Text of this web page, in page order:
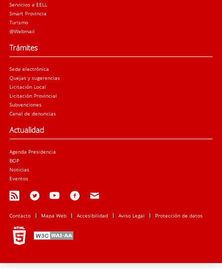
Servicios a EELL
Smart Provincia
Turismo
@Webmail
Trámites
Sede electrónica
Quejas y sugerencias
Licitación Local
Licitación Provincial
Subvenciones
Canal de denuncias
Actualidad
Agenda Presidencia
BOP
Noticias
Eventos
Contacto Mapa Web Accesibilidad Aviso Legal Protección de datos